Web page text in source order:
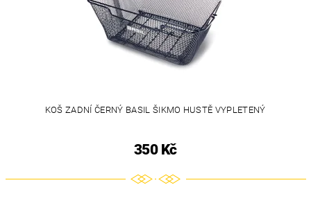
KOŠ ZADNÍ ČERNÝ BASIL ŠIKMO HUSTĚ VYPLETENÝ
350 Kč